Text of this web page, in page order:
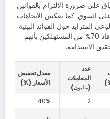
على ضرورة الالتزام بالقوانين
على السوق. كما تعكس الاتجاهات
المتزايد حول الفوائد البيئية
لاستخدام الأثاث المستعمل، حيث أفاد 70% من المستهلكين بأنهم
الاستدامة.
عدد
المعاملات
(مليون)
معدل تخفيض
الأسعار (%)
2
40%